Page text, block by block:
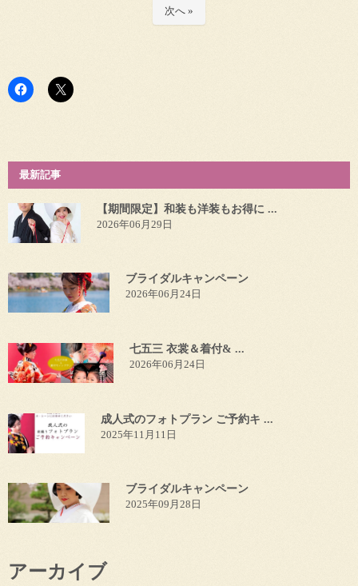
次へ »
最新記事
【期間限定】和装も洋装もお得に ...
2026年06月29日
ブライダルキャンペーン
2026年06月24日
七五三 衣裳＆着付& ...
2026年06月24日
成人式のフォトプラン ご予約キ ...
2025年11月11日
ブライダルキャンペーン
2025年09月28日
アーカイブ